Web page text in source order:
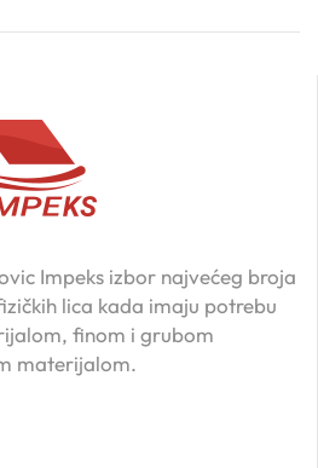
Impeks izbor najvećeg broja
lica kada imaju potrebu
finom i grubom
materijalom.